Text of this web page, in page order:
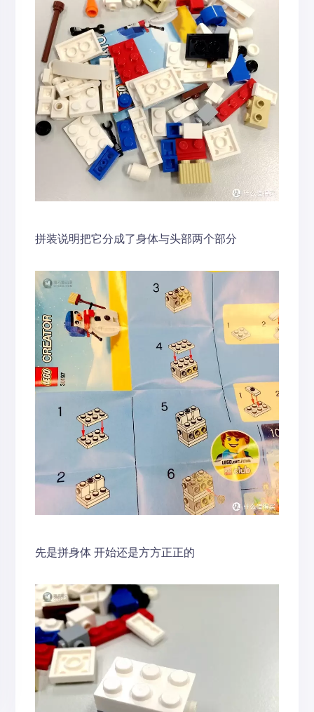
拼装说明把它分成了身体与头部两个部分
先是拼身体 开始还是方方正正的